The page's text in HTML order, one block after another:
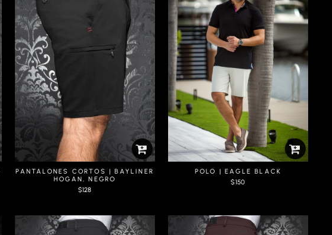
PANTALONES CORTOS | BAYLINER
HOGAN, NEGRO
$128
POLO | EAGLE BLACK
$150